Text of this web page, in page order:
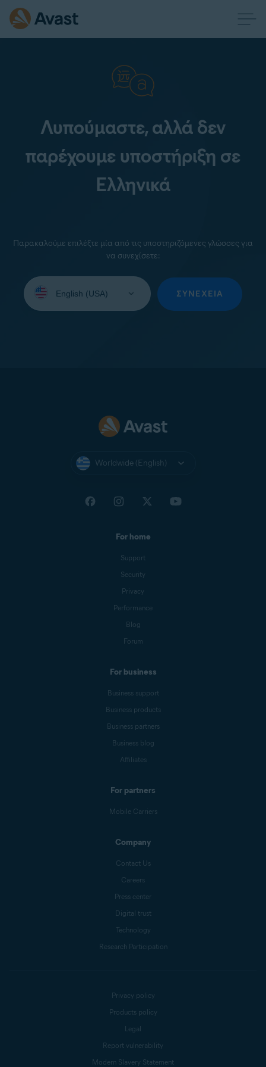
Λυπούμαστε, αλλά δεν
παρέχουμε υποστήριξη σε
Ελληνικά
Παρακαλούμε επιλέξτε μία από τις υποστηριζόμενες γλώσσες για
να συνεχίσετε:
your
ΣΥΝΈΧΕΙΑ
Worldwide (English)
For home
Support
Security
Privacy
Performance
Blog
Forum
For business
Business support
Business products
Business partners
Business blog
Affiliates
For partners
Mobile Carriers
Company
Contact Us
Careers
Press center
Digital trust
Technology
Research Participation
Privacy policy
Products policy
Legal
Report vulnerability
Modern Slavery Statement